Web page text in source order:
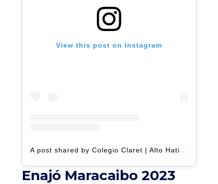
View this post on Instagram
A post shared by Colegio Claret | Alto Hatillo (@clarethatillo)
Enajó Maracaibo 2023